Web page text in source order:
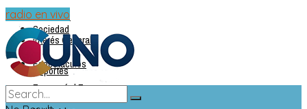
Policiales
Interés General
Espectáculos
Economía | Empresas
Sociedad
Deportes
radio en vivo